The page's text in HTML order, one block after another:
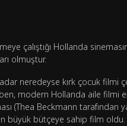
çalıştığı Hollanda
olmuştur.
neredeyse kırk çocuk filmi
modern Hollanda aile filmi
(Thea Beckmann tarafından
büyük bütçeye sahip film oldu.